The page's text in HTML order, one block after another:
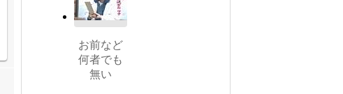
お前など
何者でも
無い